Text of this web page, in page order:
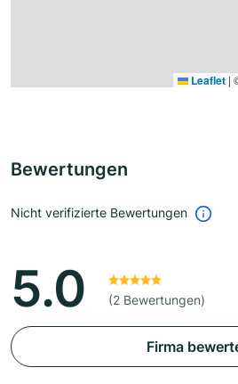
Leaflet |
Bewertungen
Nicht verifizierte Bewertungen
5.0 (2 Bewertungen)
Firma